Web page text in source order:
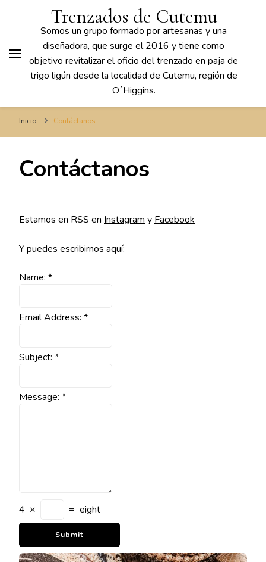
Trenzados de Cutemu
Somos un grupo formado por artesanas y una
diseñadora, que surge el 2016 y tiene como
objetivo revitalizar el oficio del trenzado en paja de
trigo ligún desde la localidad de Cutemu, región de
O´Higgins.
Inicio Contáctanos
Contáctanos
Estamos en RSS en Instagram y Facebook
Y puedes escribirnos aquí:
Name: *
Email Address: *
Subject: *
Message: *
4 × = eight